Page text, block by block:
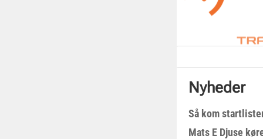
Nyheder
Så kom
Mats E Djuse